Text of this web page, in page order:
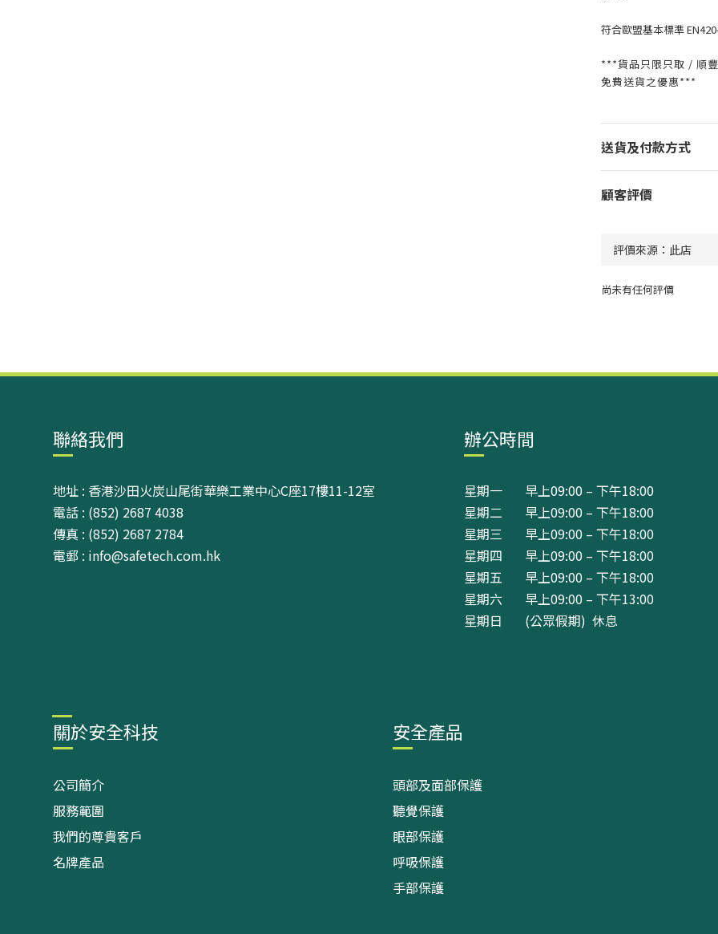
符合歐盟基本標準
***貨品只限只取 / 順
免費送貨之優惠***
送貨及付款方式
顧客評價
尚未有任何評價
聯絡我們
地址 : 香港沙田火炭山尾街華樂工業中心C座17樓11-12室
電話 : (852) 2687 4038
傳真 : (852) 2687 2784
電郵 : info@safetech.com.hk
辦公時間
星期一 早上09:00 – 下午18:00
星期二 早上09:00 – 下午18:00
星期三 早上09:00 – 下午18:00
星期四 早上09:00 – 下午18:00
星期五 早上09:00 – 下午18:00
星期六 早上09:00 – 下午13:00
星期日 (公眾假期) 休息
關於安全科技
公司簡介
服務範圍
我們的尊貴客戶
名牌產品
安全產品
頭部及面部保護
聽覺保護
眼部保護
呼吸保護
手部保護